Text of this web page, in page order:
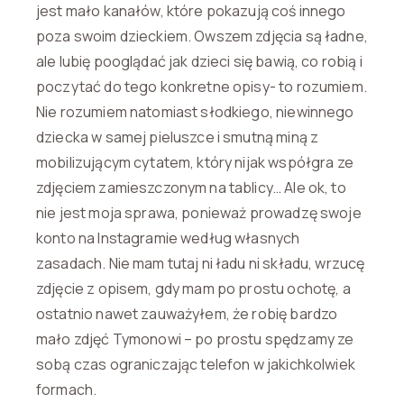
jest mało kanałów, które pokazują coś innego
poza swoim dzieckiem. Owszem zdjęcia są ładne,
ale lubię pooglądać jak dzieci się bawią, co robią i
poczytać do tego konkretne opisy- to rozumiem.
Nie rozumiem natomiast słodkiego, niewinnego
dziecka w samej pieluszce i smutną miną z
mobilizującym cytatem, który nijak współgra ze
zdjęciem zamieszczonym na tablicy… Ale ok, to
nie jest moja sprawa, ponieważ prowadzę swoje
konto na Instagramie według własnych
zasadach. Nie mam tutaj ni ładu ni składu, wrzucę
zdjęcie z opisem, gdy mam po prostu ochotę, a
ostatnio nawet zauważyłem, że robię bardzo
mało zdjęć Tymonowi – po prostu spędzamy ze
sobą czas ograniczając telefon w jakichkolwiek
formach.